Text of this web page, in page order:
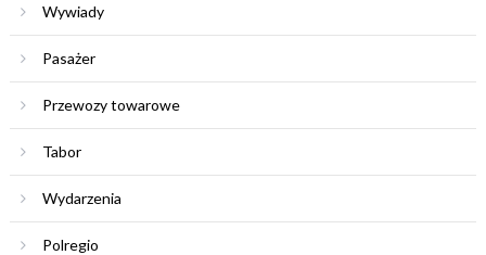
Wywiady
Pasażer
Przewozy towarowe
Tabor
Wydarzenia
Polregio